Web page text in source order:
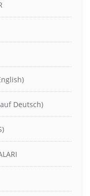
Deutsch)